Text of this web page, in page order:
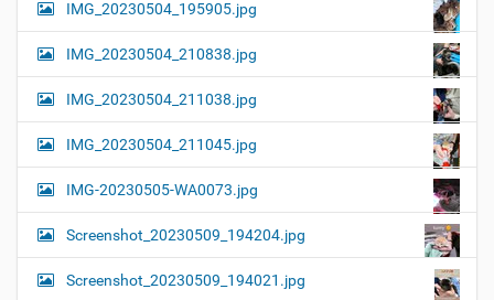
IMG_20230504_195905.jpg
IMG_20230504_210838.jpg
IMG_20230504_211038.jpg
IMG_20230504_211045.jpg
IMG-20230505-WA0073.jpg
Screenshot_20230509_194204.jpg
Screenshot_20230509_194021.jpg